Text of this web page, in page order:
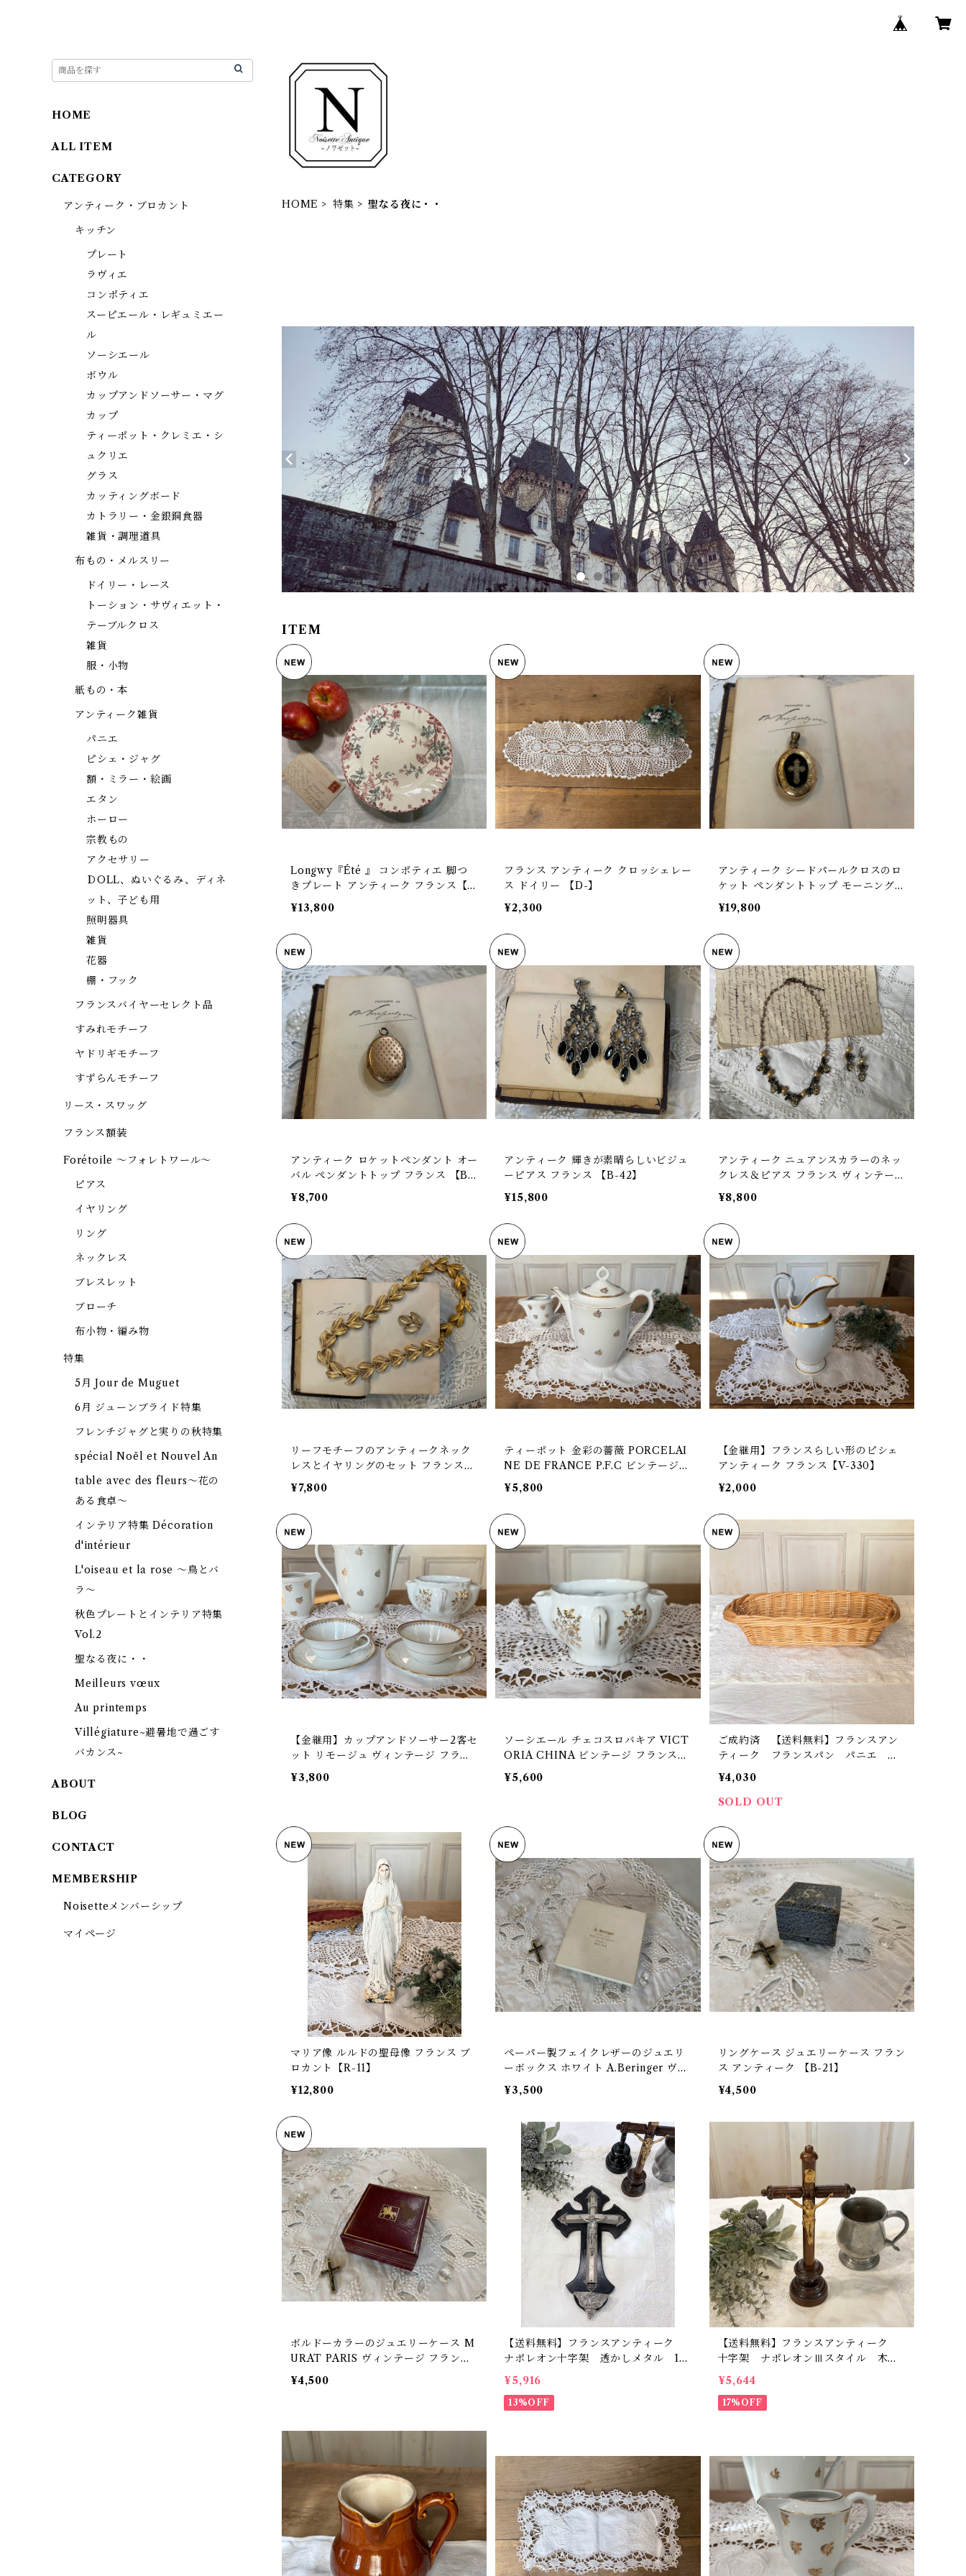
HOME 特集 聖なる夜に・・
ITEM
Longwy『Été 』 コンポティエ 脚つ
きプレート アンティーク フランス【V
-69】
¥13,800
フランス アンティーク クロッシェレー
ス ドイリー 【D-】
¥2,300
アンティーク シードパールクロスのロ
ケット ペンダントトップ モーニングジ
ュエリー フランス 【B-28】
¥19,800
アンティーク ロケットペンダント オー
バル ペンダントトップ フランス 【B-
27】
¥8,700
アンティーク 輝きが素晴らしいビジュ
ーピアス フランス 【B-42】
¥15,800
アンティーク ニュアンスカラーのネッ
クレス＆ピアス フランス ヴィンテージ
【B-41】
¥8,800
リーフモチーフのアンティークネック
レスとイヤリングのセット フランス
【B-31/32】
¥7,800
ティーポット 金彩の薔薇 PORCELAI
NE DE FRANCE P.F.C ビンテージ
フランス【V-328】
¥5,800
【金継用】フランスらしい形のピシェ
アンティーク フランス【V-330】
¥2,000
【金継用】カップアンドソーサー2客セ
ット リモージュ ヴィンテージ フラン
ス ビンテージ LIMOGES 【V-327】
¥3,800
ソーシエール チェコスロバキア VICT
ORIA CHINA ビンテージ フランス
【V-285】
¥5,600
ご成約済 【送料無料】フランスアン
ティーク フランスパン パニエ バ
タール 大型【877】【フランスバイヤ
ーセレクト品】
¥4,030
SOLD OUT
マリア像 ルルドの聖母像 フランス ブ
ロカント【R-11】
¥12,800
ペーパー製フェイクレザーのジュエリ
ーボックス ホワイト A.Beringer ヴィ
ンテージ フランス ビンテージ 【B-2
2】
¥3,500
リングケース ジュエリーケース フラン
ス アンティーク 【B-21】
¥4,500
ボルドーカラーのジュエリーケース M
URAT PARIS ヴィンテージ フランス
¥4,500
【送料無料】フランスアンティーク
ナポレオン十字架 透かしメタル 19
世紀 希少 古物【804】【フランス
バイヤーセレクト品】
¥5,916
13%OFF
【送料無料】フランスアンティーク
十字架 ナポレオンⅢスタイル 木
目 茶色【807】【フランスバイヤー
セレクト品】
¥5,644
17%OFF
HOME
ALL ITEM
CATEGORY
アンティーク・ブロカント
キッチン
プレート
ラヴィエ
コンポティエ
スーピエール・レギュミエー
ル
ソーシエール
ボウル
カップアンドソーサー・マグ
カップ
ティーポット・クレミエ・シ
ュクリエ
グラス
カッティングボード
カトラリー・金銀銅食器
雑貨・調理道具
布もの・メルスリー
ドイリー・レース
トーション・サヴィエット・
テーブルクロス
雑貨
服・小物
紙もの・本
アンティーク雑貨
パニエ
ピシェ・ジャグ
額・ミラー・絵画
エタン
ホーロー
宗教もの
アクセサリー
ＤOLL、ぬいぐるみ、ディネ
ット、子ども用
照明器具
雑貨
花器
棚・フック
フランスバイヤーセレクト品
すみれモチーフ
ヤドリギモチーフ
すずらんモチーフ
リース・スワッグ
フランス額装
Forétoile ～フォレトワール～
ピアス
イヤリング
リング
ネックレス
ブレスレット
ブローチ
布小物・編み物
特集
5月 Jour de Muguet
6月 ジューンブライド特集
フレンチジャグと実りの秋特集
spécial Noël et Nouvel An
table avec des fleurs～花の
ある食卓～
インテリア特集 Décoration
d'intérieur
L'oiseau et la rose ～鳥とバ
ラ～
秋色プレートとインテリア特集
Vol.2
聖なる夜に・・
Meilleurs vœux
Au printemps
Villégiature~避暑地で過ごす
バカンス~
ABOUT
BLOG
CONTACT
MEMBERSHIP
Noisetteメンバーシップ
マイページ